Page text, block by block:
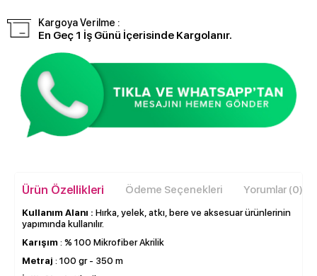
Kargoya Verilme :
En Geç 1 İş Günü İçerisinde Kargolanır.
Ürün Özellikleri Ödeme Seçenekleri Yorumlar (0)
Kullanım Alanı : Hırka, yelek, atkı, bere ve aksesuar ürünlerinin
yapımında kullanılır.
Karışım : % 100 Mikrofiber Akrilik
Metraj : 100 gr - 350 m